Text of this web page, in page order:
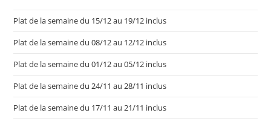
Plat de la semaine du 15/12 au 19/12 inclus
Plat de la semaine du 08/12 au 12/12 inclus
Plat de la semaine du 01/12 au 05/12 inclus
Plat de la semaine du 24/11 au 28/11 inclus
Plat de la semaine du 17/11 au 21/11 inclus